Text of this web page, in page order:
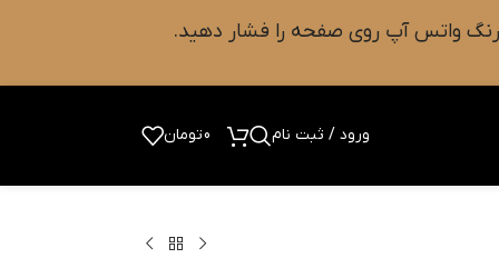
ورود / ثبت نام 0تومان